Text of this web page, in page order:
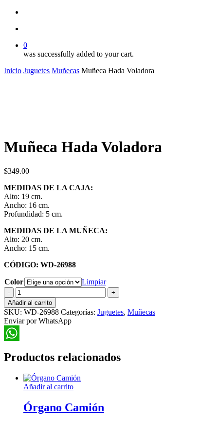
0
was successfully added to your cart.
Inicio Juguetes Muñecas Muñeca Hada Voladora
Muñeca Hada Voladora
$349.00
MEDIDAS DE LA CAJA:
Alto: 19 cm.
Ancho: 16 cm.
Profundidad: 5 cm.
MEDIDAS DE LA MUÑECA:
Alto: 20 cm.
Ancho: 15 cm.
CÓDIGO: WD-26988
Color
Limpiar
Muñeca
Hada
Voladora
cantidad
Añadir al carrito
SKU: WD-26988 Categorías: Juguetes, Muñecas
Enviar por WhatsApp
Productos relacionados
Añadir al carrito
Órgano Camión